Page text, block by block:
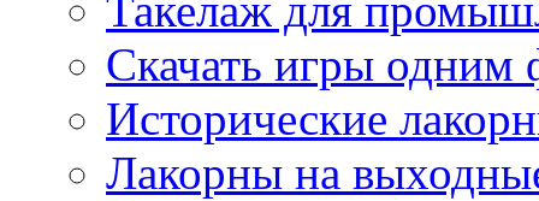
Скачать игры одним
Исторические
Лакорны на